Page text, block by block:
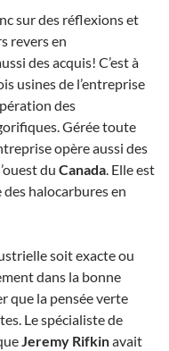
sur des réflexions et
revers en
des acquis! C’est à
usines de l’entreprise
des
Gérée toute
opère aussi des
du Canada. Elle est
halocarbures en
soit exacte ou
dans la bonne
que la pensée verte
Le spécialiste de
Jeremy Rifkinavait